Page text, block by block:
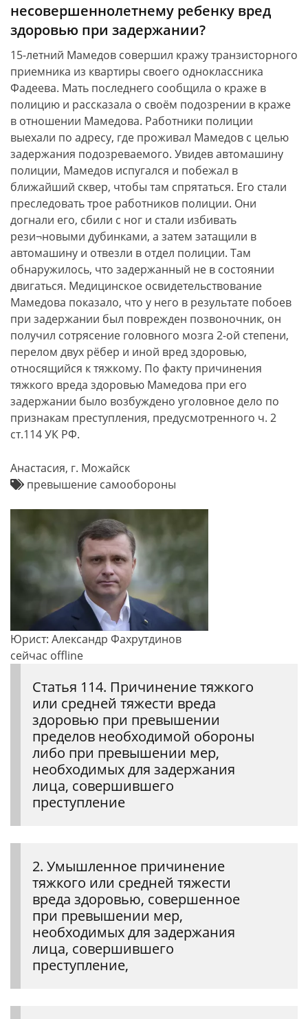
несовершеннолетнему ребенку вред
здоровью при задержании?
15-летний Мамедов совершил кражу транзисторного
приемника из квартиры своего одноклассника
Фадеева. Мать последнего сообщила о краже в
полицию и рассказала о своём подозрении в краже
в отношении Мамедова. Работники полиции
выехали по адресу, где проживал Мамедов с целью
задержания подозреваемого. Увидев автомашину
полиции, Мамедов испугался и побежал в
ближайший сквер, чтобы там спрятаться. Его стали
преследовать трое работников полиции. Они
догнали его, сбили с ног и стали избивать
рези¬новыми дубинками, а затем затащили в
автомашину и отвезли в отдел полиции. Там
обнаружилось, что задержанный не в состоянии
двигаться. Медицинское освидетельствование
Мамедова показало, что у него в результате побоев
при задержании был поврежден позвоночник, он
получил сотрясение головного мозга 2-ой степени,
перелом двух рёбер и иной вред здоровью,
относящийся к тяжкому. По факту причинения
тяжкого вреда здоровью Мамедова при его
задержании было возбуждено уголовное дело по
признакам преступления, предусмотренного ч. 2
ст.114 УК РФ.
Анастасия, г. Можайск
превышение самообороны
Юрист: Александр Фахрутдинов
сейчас offline
Статья 114. Причинение тяжкого
или средней тяжести вреда
здоровью при превышении
пределов необходимой обороны
либо при превышении мер,
необходимых для задержания
лица, совершившего
преступление
2. Умышленное причинение
тяжкого или средней тяжести
вреда здоровью, совершенное
при превышении мер,
необходимых для задержания
лица, совершившего
преступление,